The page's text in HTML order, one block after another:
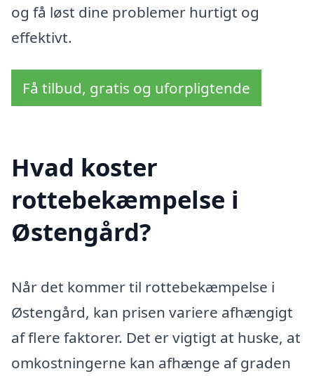
og få løst dine problemer hurtigt og
effektivt.
Få tilbud, gratis og uforpligtende
Hvad koster
rottebekæmpelse i
Østengård?
Når det kommer til rottebekæmpelse i
Østengård, kan prisen variere afhængigt
af flere faktorer. Det er vigtigt at huske, at
omkostningerne kan afhænge af graden